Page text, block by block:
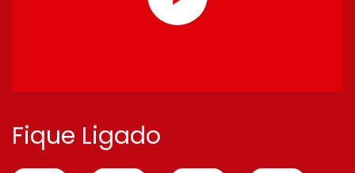
Fique Ligado